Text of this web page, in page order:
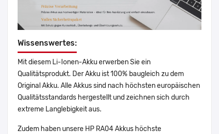
Wissenswertes:
Mit diesem Li-Ionen-Akku erwerben Sie ein
Qualitätsprodukt. Der Akku ist 100% baugleich zu dem
Original Akku. Alle Akkus sind nach höchsten europäischen
Qualitätsstandards hergestellt und zeichnen sich durch
extreme Langlebigkeit aus.
Zudem haben unsere HP RA04 Akkus höchste